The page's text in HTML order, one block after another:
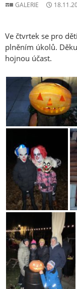
GALERIE
Ve čtvrtek se pro
plněním úkolů.
hojnou účast.